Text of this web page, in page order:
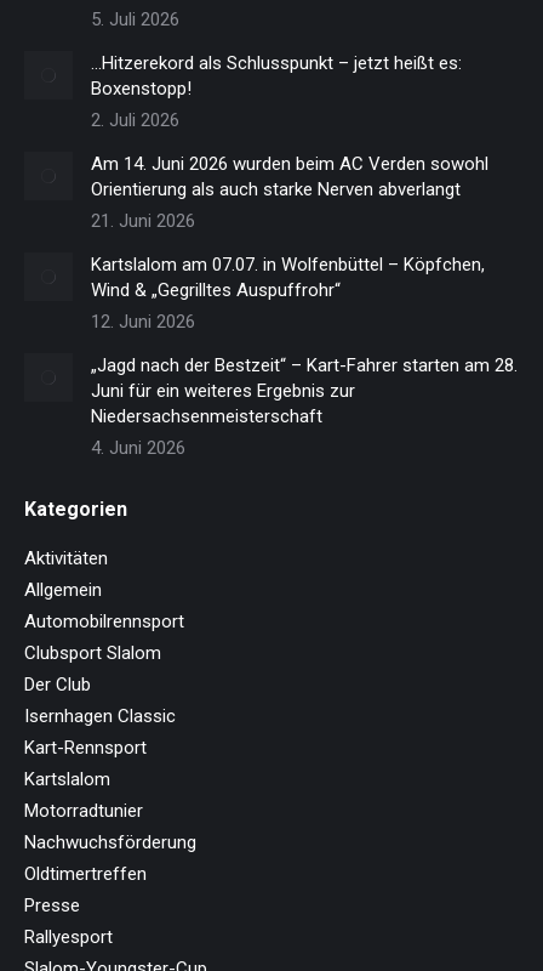
5. Juli 2026
…Hitzerekord als Schlusspunkt – jetzt heißt es:
Boxenstopp!
2. Juli 2026
Am 14. Juni 2026 wurden beim AC Verden sowohl
Orientierung als auch starke Nerven abverlangt
21. Juni 2026
Kartslalom am 07.07. in Wolfenbüttel – Köpfchen,
Wind & „Gegrilltes Auspuffrohr“
12. Juni 2026
„Jagd nach der Bestzeit“ – Kart-Fahrer starten am 28.
Juni für ein weiteres Ergebnis zur
Niedersachsenmeisterschaft
4. Juni 2026
Kategorien
Aktivitäten
Allgemein
Automobilrennsport
Clubsport Slalom
Der Club
Isernhagen Classic
Kart-Rennsport
Kartslalom
Motorradtunier
Nachwuchsförderung
Oldtimertreffen
Presse
Rallyesport